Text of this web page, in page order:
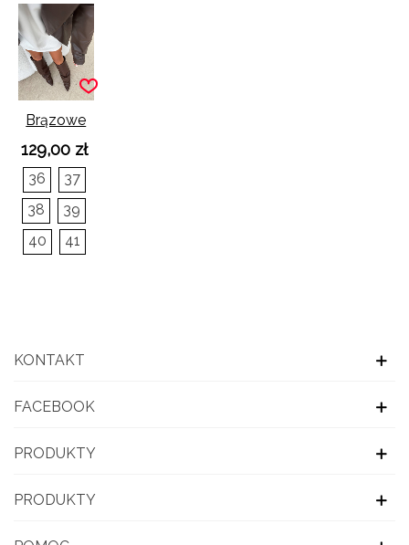
Brązowe
Nakładane
Kozaki
Tina Na
Słupku
129,00 zł
36
37
38
39
40
41
KONTAKT
FACEBOOK
PRODUKTY
PRODUKTY